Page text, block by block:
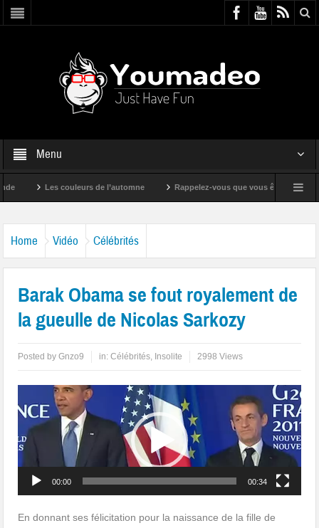
Menu
Les couleurs de l’automne Rappelez-vous que vous êtes super !
Home Vidéo Célébrités
Barak Obama se fout royalement de
la gueulle de Nicolas Sarkozy
Posted byGnzo9 in:Célébrités, Insolite 2998 Views
vidéo
00:00 00:34
En donnant ses félicitation pour la naissance de la fille de